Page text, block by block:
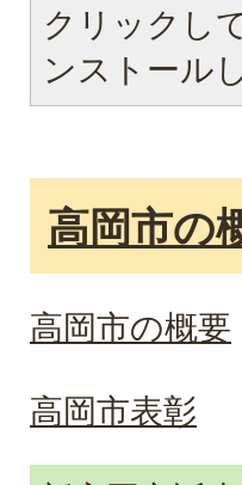
クリックし
ンストール
高岡市の
高岡市の概要
高岡市表彰